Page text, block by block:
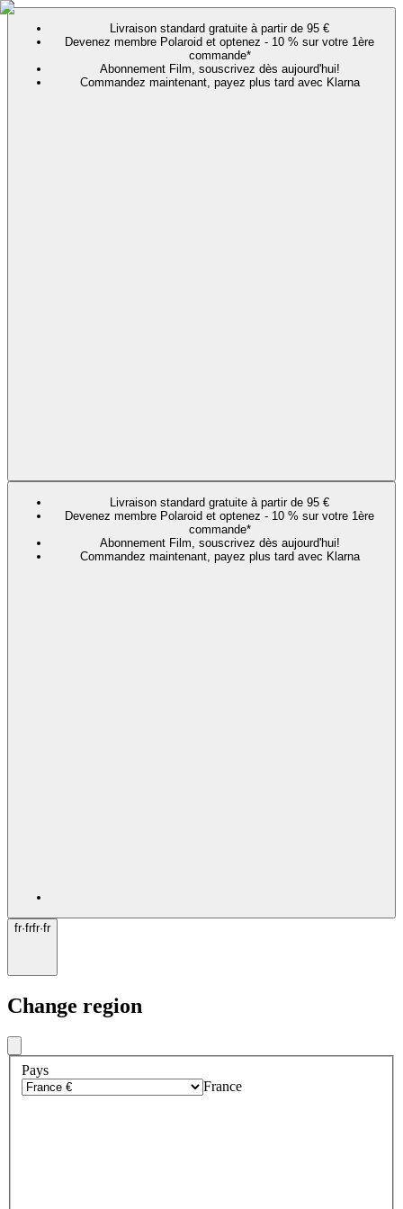
Livraison standard gratuite à partir de 95 €
Devenez membre Polaroid et optenez - 10 % sur votre 1ère
commande*
Abonnement Film, souscrivez dès aujourd'hui!
Commandez maintenant, payez plus tard avec Klarna
Livraison standard gratuite à partir de 95 €
Devenez membre Polaroid et optenez - 10 % sur votre 1ère
commande*
Abonnement Film, souscrivez dès aujourd'hui!
Commandez maintenant, payez plus tard avec Klarna
fr·frfr·fr
Change region
Pays
France